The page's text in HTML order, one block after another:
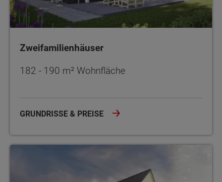
Zweifamilienhäuser
182 - 190 m² Wohnfläche
GRUNDRISSE & PREISE